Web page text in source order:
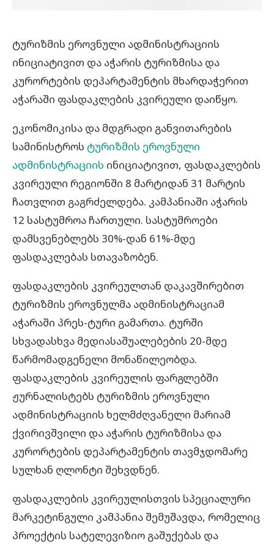
ტურიზმის ეროვნული ადმინისტრაციის
ინიციატივით და აჭარის ტურიზმისა და
კურორტების დეპარტამენტის მხარდაჭერით
აჭარაში ფასდაკლების კვირეული დაიწყო.
ეკონომიკისა და მდგრადი განვითარების
სამინისტროს ტურიზმის ეროვნული
ადმინისტრაციის ინიციატივით, ფასდაკლების
კვირეული რეგიონში 8 მარტიდან 31 მარტის
ჩათვლით გაგრძელდება. კამპანიაში აჭარის
12 სასტუმროა ჩართული. სასტუმროები
დამსვენებლებს 30%-დან 61%-მდე
ფასდაკლებას სთავაზობენ.
ფასდაკლების კვირეულთან დაკავშირებით
ტურიზმის ეროვნულმა ადმინისტრაციამ
აჭარაში პრეს-ტური გამართა. ტურში
სხვადასხვა მედიასაშუალებების 20-მდე
წარმომადგენელი მონაწილეობდა.
ფასდაკლების კვირეულის ფარგლებში
ჟურნალისტებს ტურიზმის ეროვნული
ადმინისტრაციის ხელმძღვანელი მარიამ
ქვირივშვილი და აჭარის ტურიზმისა და
კურორტების დეპარტამენტის თავმჯდომარე
სულხან ღლონტი შეხვდნენ.
ფასდაკლების კვირეულისთვის სპეციალური
მარკეტინგული კამპანია შემუშავდა, რომელიც
პროექტის სატელევიზიო გაშუქებას და